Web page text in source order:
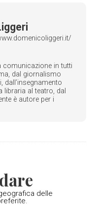
comunicazione in tutti
dal giornalismo
libraria al teatro, dal
è autore per i
delle